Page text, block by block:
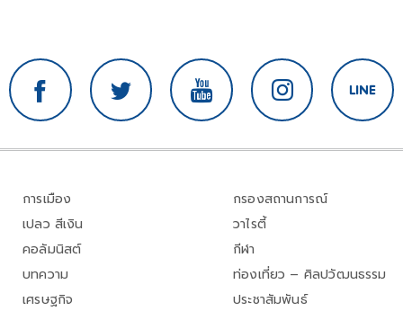
การเมือง
เปลว สีเงิน
คอลัมนิสต์
บทความ
เศรษฐกิจ
กรองสถานการณ์
วาไรตี้
กีฬา
ท่องเที่ยว – ศิลปวัฒนธรรม
ประชาสัมพันธ์